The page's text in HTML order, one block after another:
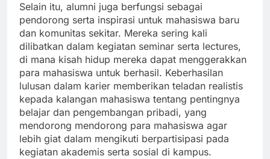
Selain itu, alumni juga berfungsi sebagai
pendorong serta inspirasi untuk mahasiswa baru
dan komunitas sekitar. Mereka sering kali
dilibatkan dalam kegiatan seminar serta lectures,
di mana kisah hidup mereka dapat menggerakkan
para mahasiswa untuk berhasil. Keberhasilan
lulusan dalam karier memberikan teladan realistis
kepada kalangan mahasiswa tentang pentingnya
belajar dan pengembangan pribadi, yang
mendorong mendorong para mahasiswa agar
lebih giat dalam mengikuti berpartisipasi pada
kegiatan akademis serta sosial di kampus.